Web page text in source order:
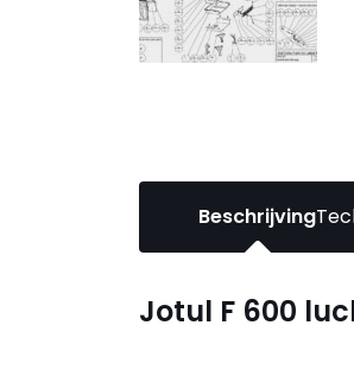
Beschrijving
Jotul F 600